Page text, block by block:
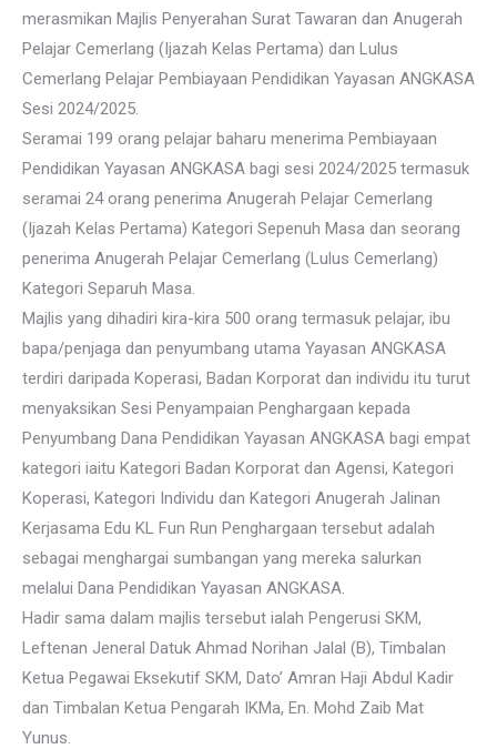
merasmikan Majlis Penyerahan Surat Tawaran dan Anugerah
Pelajar Cemerlang (Ijazah Kelas Pertama) dan Lulus
Cemerlang Pelajar Pembiayaan Pendidikan Yayasan ANGKASA
Sesi 2024/2025.
Seramai 199 orang pelajar baharu menerima Pembiayaan
Pendidikan Yayasan ANGKASA bagi sesi 2024/2025 termasuk
seramai 24 orang penerima Anugerah Pelajar Cemerlang
(Ijazah Kelas Pertama) Kategori Sepenuh Masa dan seorang
penerima Anugerah Pelajar Cemerlang (Lulus Cemerlang)
Kategori Separuh Masa.
Majlis yang dihadiri kira-kira 500 orang termasuk pelajar, ibu
bapa/penjaga dan penyumbang utama Yayasan ANGKASA
terdiri daripada Koperasi, Badan Korporat dan individu itu turut
menyaksikan Sesi Penyampaian Penghargaan kepada
Penyumbang Dana Pendidikan Yayasan ANGKASA bagi empat
kategori iaitu Kategori Badan Korporat dan Agensi, Kategori
Koperasi, Kategori Individu dan Kategori Anugerah Jalinan
Kerjasama Edu KL Fun Run Penghargaan tersebut adalah
sebagai menghargai sumbangan yang mereka salurkan
melalui Dana Pendidikan Yayasan ANGKASA.
Hadir sama dalam majlis tersebut ialah Pengerusi SKM,
Leftenan Jeneral Datuk Ahmad Norihan Jalal (B), Timbalan
Ketua Pegawai Eksekutif SKM, Dato’ Amran Haji Abdul Kadir
dan Timbalan Ketua Pengarah IKMa, En. Mohd Zaib Mat
Yunus.